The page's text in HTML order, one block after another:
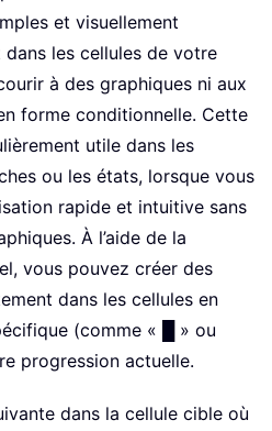
et visuellement
les cellules de votre
à des graphiques ni aux
forme conditionnelle. Cette
utile dans les
ou les états, lorsque vous
rapide et intuitive sans
À l’aide de la
vous pouvez créer des
dans les cellules en
(comme « █ » ou
progression actuelle.
dans la cellule cible où